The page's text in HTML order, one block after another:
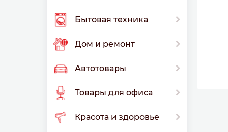
Бытовая техника
Дом и ремонт
Автотовары
Товары для офиса
Красота и здоровье